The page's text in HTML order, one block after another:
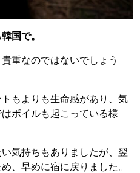
国で。
重なのではないでしょう
もよりも生命感があり、気
ボイルも起こっている様
気持ちもありましたが、翌
、早めに宿に戻りました。